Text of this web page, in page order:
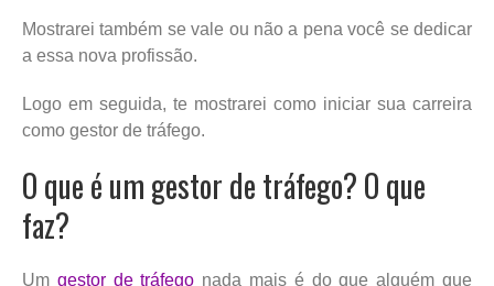
Mostrarei também se vale ou não a pena você se dedicar
a essa nova profissão.
Logo em seguida, te mostrarei como iniciar sua carreira
como gestor de tráfego.
O que é um gestor de tráfego? O que
faz?
Um gestor de tráfego nada mais é do que alguém que